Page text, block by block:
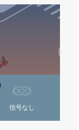
信号なし